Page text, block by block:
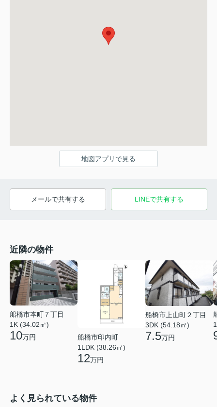
地図アプリで見る
メールで共有する LINEで共有する
近隣の物件
船橋市本町７丁目
1K (34.02㎡)
10万円
船橋市印内町
1LDK (38.26㎡)
12万円
船橋市上山町２丁目
3DK (54.18㎡)
7.5万円
よく見られている物件